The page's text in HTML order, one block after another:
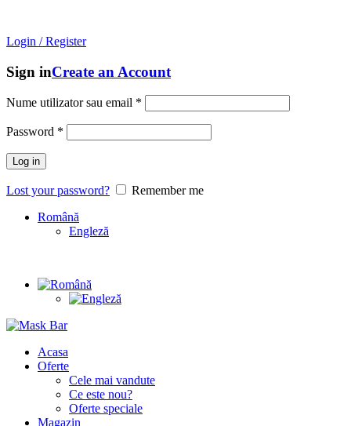
Login / Register
Sign inCreate an Account
Nume utilizator sau email *
Password *
Log in
Lost your password?
Remember me
Română
Engleză
Acasa
Oferte
Cele mai vandute
Ce este nou?
Oferte speciale
Magazin